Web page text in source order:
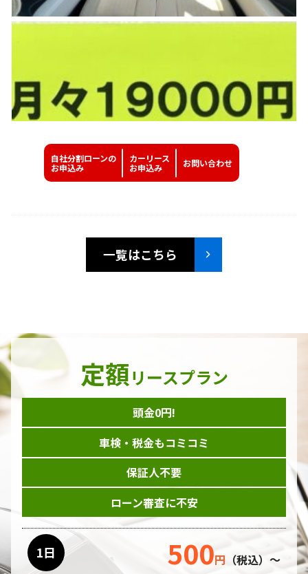
自社分割ローンの
お申込み
カーリース
お申込み
お問い合わせ
一覧はこちら
定額リースプラン
頭金0円!
車検・税金もコミコミ
保証人不要
ローン審査に不安
1日 500円 （税込）～